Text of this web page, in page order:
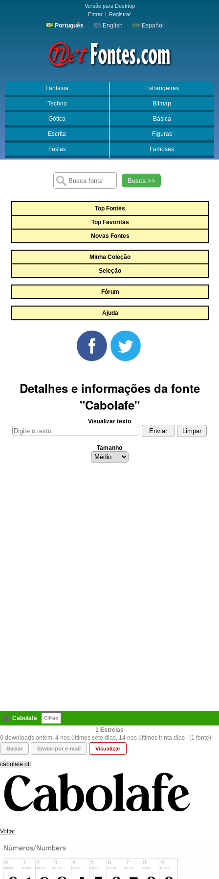
Versão para Desktop
Entrar | Registrar
Português English Español
Fantasia Estrangeiras
Techno Bitmap
Gótica Básica
Escrita Figuras
Festas Famosas
Busca >>
Top Fontes
Top Favoritas
Novas Fontes
Minha Coleção
Seleção
Fórum
Ajuda
Detalhes e informações da fonte
"Cabolafe"
Visualizar texto
Tamanho
Cabolafe Cifrão
1
0 downloads ontem, 4 nos últimos sete dias, 14 nos últimos trinta dias | (1 fonte)
Baixar Enviar por e-mail Visualizar
cabolafe.otf
Voltar